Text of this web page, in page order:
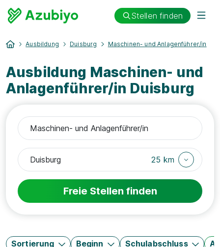
Stellen finden
Ausbildung Duisburg Maschinen- und Anlagenführer/in
Ausbildung Maschinen- und
Anlagenführer/in Duisburg
25 km
Freie Stellen finden
Sortierung Beginn Schulabschluss